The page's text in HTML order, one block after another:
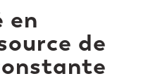
en
de